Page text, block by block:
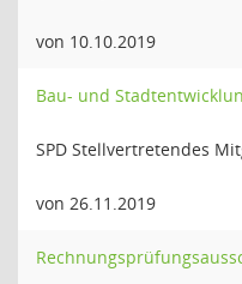
von 10.10.2019
Bau- und
SPD Stellvertretendes
von 26.11.2019